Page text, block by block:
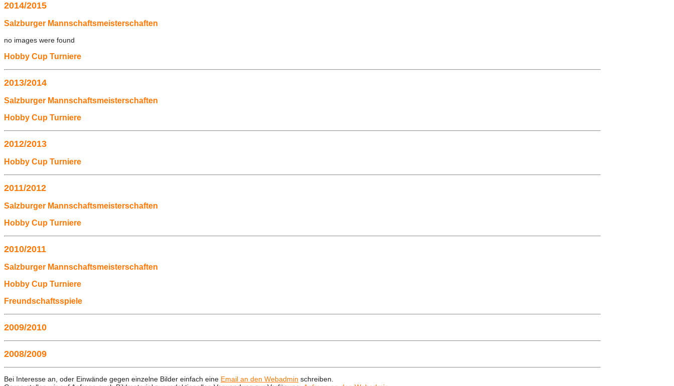
2014/2015
Salzburger Mannschaftsmeisterschaften
no images were found
Hobby Cup Turniere
2013/2014
Salzburger Mannschaftsmeisterschaften
Hobby Cup Turniere
2012/2013
Hobby Cup Turniere
2011/2012
Salzburger Mannschaftsmeisterschaften
Hobby Cup Turniere
2010/2011
Salzburger Mannschaftsmeisterschaften
Hobby Cup Turniere
Freundschaftsspiele
2009/2010
2008/2009
Bei Interesse an, oder Einwände gegen einzelne Bilder einfach eine Email an den Webadmin schreiben.